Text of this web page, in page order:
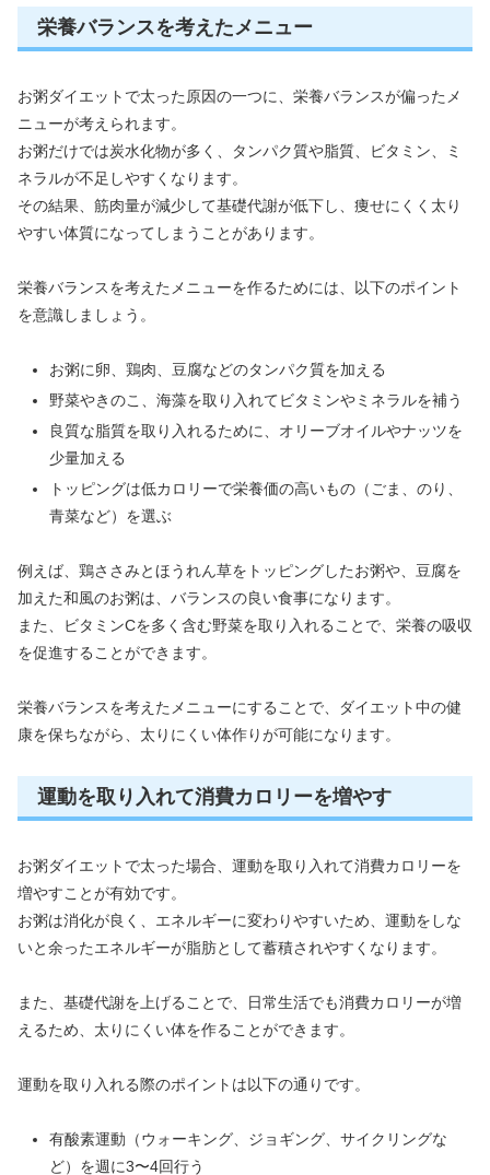
栄養バランスを考えたメニュー
お粥ダイエットで太った原因の一つに、栄養バランスが偏ったメ
ニューが考えられます。
お粥だけでは炭水化物が多く、タンパク質や脂質、ビタミン、ミ
ネラルが不足しやすくなります。
その結果、筋肉量が減少して基礎代謝が低下し、痩せにくく太り
やすい体質になってしまうことがあります。
栄養バランスを考えたメニューを作るためには、以下のポイント
を意識しましょう。
お粥に卵、鶏肉、豆腐などのタンパク質を加える
野菜やきのこ、海藻を取り入れてビタミンやミネラルを補う
良質な脂質を取り入れるために、オリーブオイルやナッツを
少量加える
トッピングは低カロリーで栄養価の高いもの（ごま、のり、
青菜など）を選ぶ
例えば、鶏ささみとほうれん草をトッピングしたお粥や、豆腐を
加えた和風のお粥は、バランスの良い食事になります。
また、ビタミンCを多く含む野菜を取り入れることで、栄養の吸収
を促進することができます。
栄養バランスを考えたメニューにすることで、ダイエット中の健
康を保ちながら、太りにくい体作りが可能になります。
運動を取り入れて消費カロリーを増やす
お粥ダイエットで太った場合、運動を取り入れて消費カロリーを
増やすことが有効です。
お粥は消化が良く、エネルギーに変わりやすいため、運動をしな
いと余ったエネルギーが脂肪として蓄積されやすくなります。
また、基礎代謝を上げることで、日常生活でも消費カロリーが増
えるため、太りにくい体を作ることができます。
運動を取り入れる際のポイントは以下の通りです。
有酸素運動（ウォーキング、ジョギング、サイクリングな
ど）を週に3〜4回行う